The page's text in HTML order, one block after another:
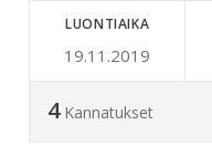
LUONTIAIKA
19.11.2019
4 Kannatukset